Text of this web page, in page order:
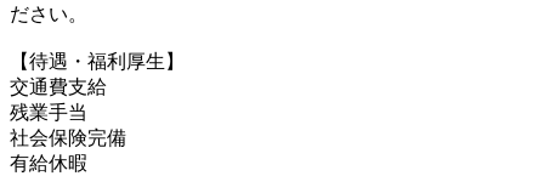
ださい。
【待遇・福利厚生】
交通費支給
残業手当
社会保険完備
有給休暇